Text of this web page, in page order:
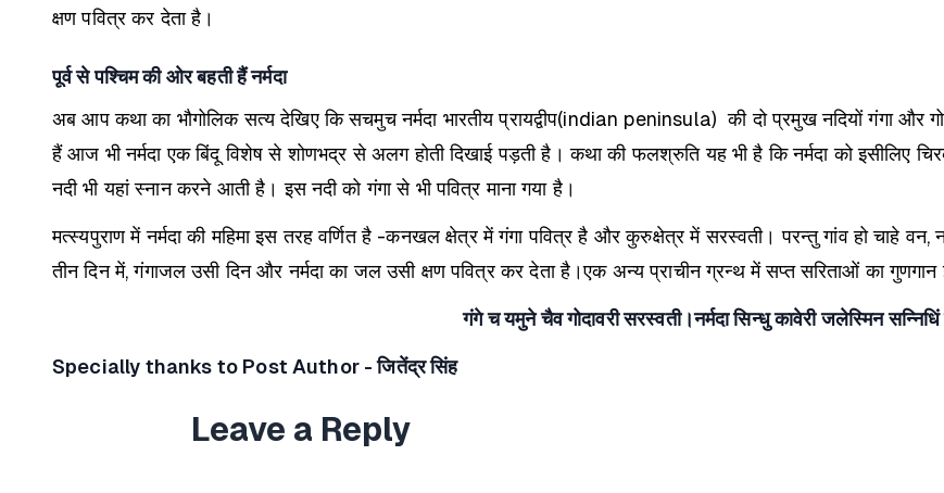
क्षण पवित्र कर देता है।
पूर्व से पश्चिम की ओर बहती हैं नर्मदा
अब आप कथा का भौगोलिक सत्य देखिए कि सचमुच नर्मदा भारतीय प्रायद्वीप(indian peninsula) की दो प्रमुख नदियों गंगा और
हैं आज भी नर्मदा एक बिंदू विशेष से शोणभद्र से अलग होती दिखाई पड़ती है। कथा की फलश्रुति यह भी है कि नर्मदा को इसीलिए
नदी भी यहां स्नान करने आती है। इस नदी को गंगा से भी पवित्र माना गया है।
मत्स्यपुराण में नर्मदा की महिमा इस तरह वर्णित है -कनखल क्षेत्र में गंगा पवित्र है और कुरुक्षेत्र में सरस्वती। परन्तु गांव हो चाहे
तीन दिन में, गंगाजल उसी दिन और नर्मदा का जल उसी क्षण पवित्र कर देता है।एक अन्य प्राचीन ग्रन्थ में सप्त सरिताओं का
गंगे च यमुने चैव गोदावरी सरस्वती।नर्मदा सिन्धु कावेरी जलेस्मिन
Specially thanks to Post Author - जितेंद्र सिंह
Leave a Reply